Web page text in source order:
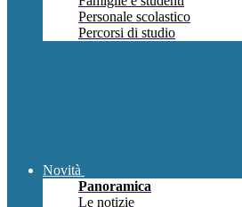
Personale scolastico
Percorsi di studio
Novità
Panoramica
Le notizie